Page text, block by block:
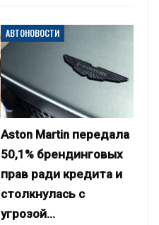
АВТОНОВОСТИ
Aston Martin передала
50,1% брендинговых
прав ради кредита и
столкнулась с
угрозой…